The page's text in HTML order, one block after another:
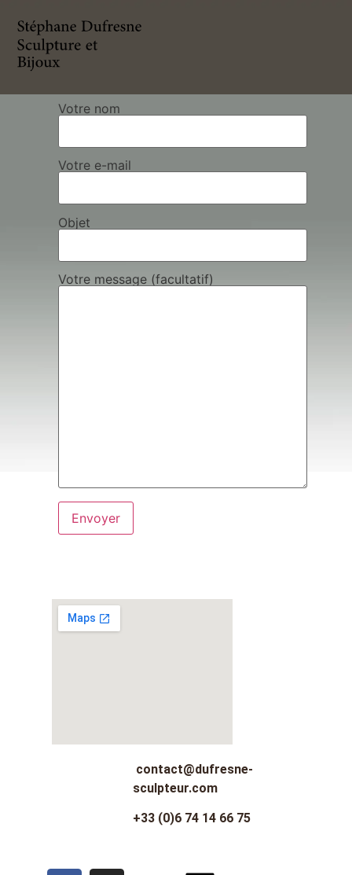
Votre nom
Votre e-mail
Objet
Votre message (facultatif)
contact@dufresne-
sculpteur.com
+33 (0)6 74 14 66 75